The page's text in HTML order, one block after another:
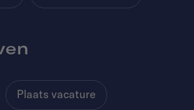
Plaats vacature